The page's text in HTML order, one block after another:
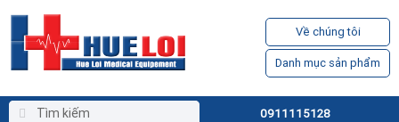
Về chúng tôi
Danh mục sản phẩm
0911115128